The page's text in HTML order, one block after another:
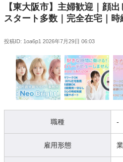
【東大阪市】主婦歓迎｜顔
スタート多数｜完全在宅｜時
投稿ID: 1oa6p1 2026年7月29日 06:03
職種 -
雇用形態